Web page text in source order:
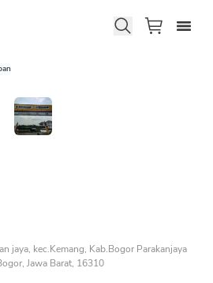
jaya, kec.Kemang, Kab.Bogor Parakanjaya
Jawa Barat, 16310